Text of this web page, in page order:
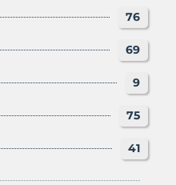
76
69
9
75
41